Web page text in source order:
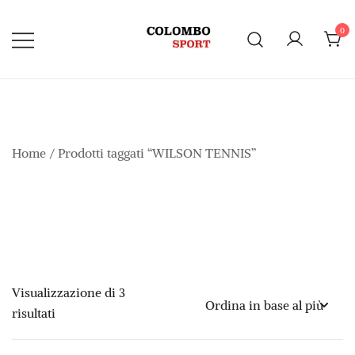
contenuto
0
Home / Prodotti taggati “WILSON TENNIS”
Visualizzazione di 3
risultati